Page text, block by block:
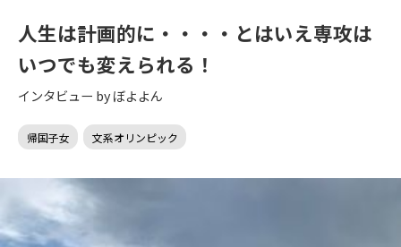
人生は計画的に・・・・とはいえ専攻は
いつでも変えられる！
インタビュー by ぼよよん
帰国子女 文系オリンピック